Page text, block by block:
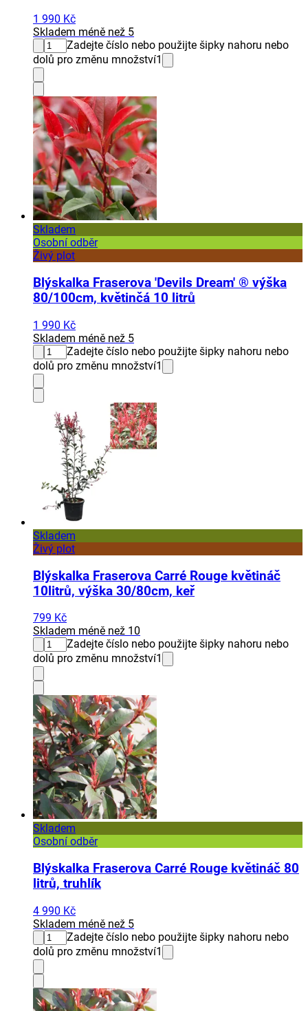
1 990 Kč
Skladem méně než 5
Zadejte číslo nebo použijte šipky nahoru nebo
dolů pro změnu množství1
Skladem
Osobní odběr
Živý plot
Blýskalka Fraserova 'Devils Dream' ® výška
80/100cm, květinčá 10 litrů
1 990 Kč
Skladem méně než 5
Zadejte číslo nebo použijte šipky nahoru nebo
dolů pro změnu množství1
Skladem
Živý plot
Blýskalka Fraserova Carré Rouge květináč
10litrů, výška 30/80cm, keř
799 Kč
Skladem méně než 10
Zadejte číslo nebo použijte šipky nahoru nebo
dolů pro změnu množství1
Skladem
Osobní odběr
Blýskalka Fraserova Carré Rouge květináč 80
litrů, truhlík
4 990 Kč
Skladem méně než 5
Zadejte číslo nebo použijte šipky nahoru nebo
dolů pro změnu množství1